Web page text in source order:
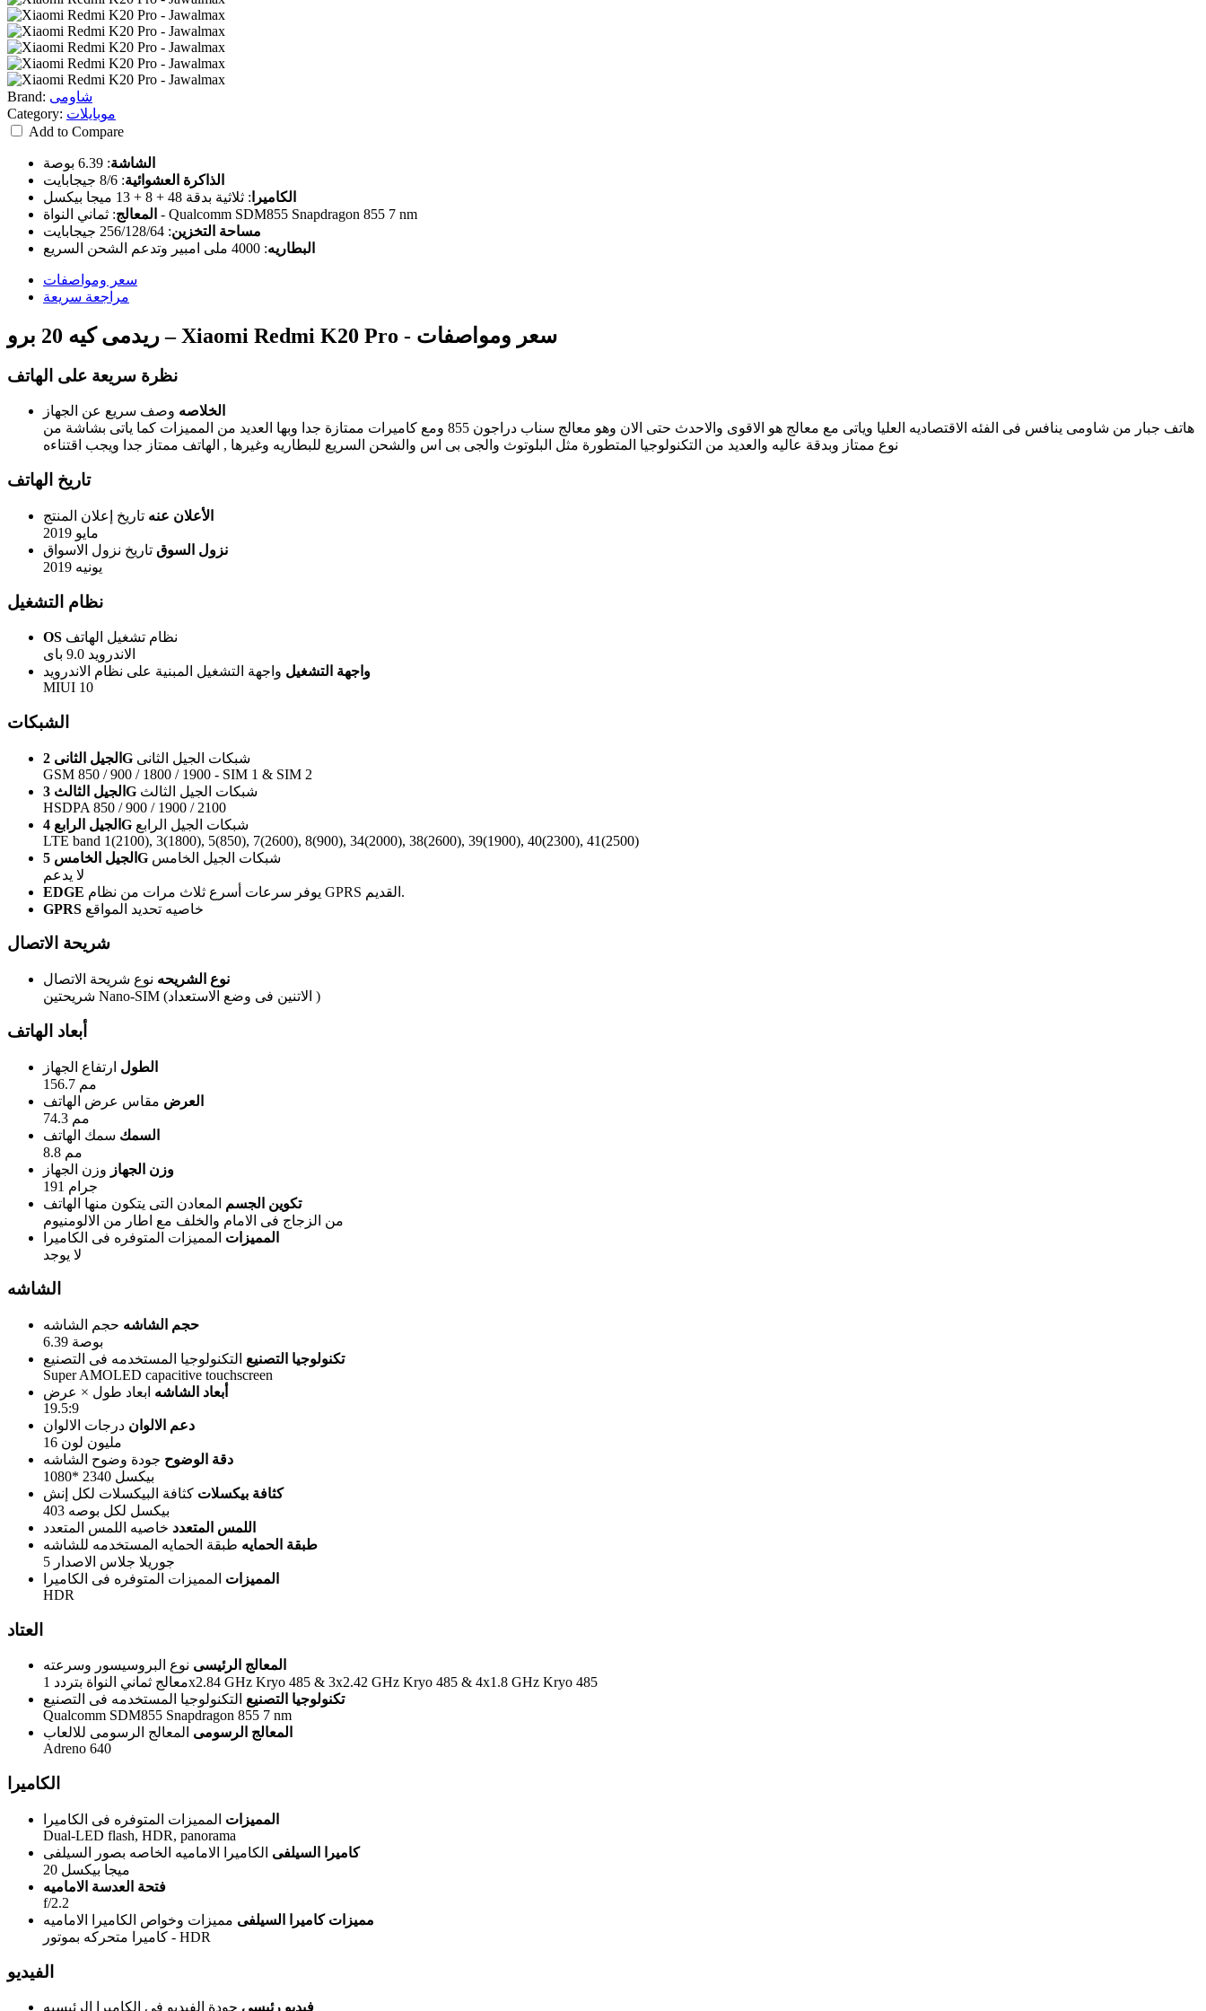
Brand: شاومى
Category: موبايلات
Add to Compare
الشاشة: 6.39 بوصة
الذاكرة العشوائية: 8/6 جيجابايت
الكاميرا : ثلاثية بدقة 48 + 8 + 13 ميجا بيكسل
المعالج:
ثماني النواة - Qualcomm SDM855 Snapdragon 855 7 nm
مساحة التخزين: 256/128/64 جيجابايت
البطاريه: 4000 ملى امبير وتدعم الشحن السريع
سعر ومواصفات
مراجعة سريعة
ريدمى كيه 20 برو – Xiaomi Redmi K20 Pro - سعر ومواصفات
نظرة سريعة على الهاتف
الخلاصه وصف سريع عن الجهاز
هاتف جبار من شاومى ينافس فى الفئه الاقتصاديه العليا وياتى مع معالج هو الاقوى والاحدث حتى الان وهو معالج سناب دراجون 855 ومع كاميرات ممتازة جدا وبها العديد من المميزات كما ياتى بشاشة من
نوع ممتاز وبدقة عاليه والعديد من التكنولوجيا المتطورة مثل البلوتوث والجى بى اس والشحن السريع للبطاريه وغيرها , الهاتف ممتاز جدا ويجب اقتناءه
تاريخ الهاتف
الأعلان عنه تاريخ إعلان المنتج
مايو 2019
نزول السوق تاريخ نزول الاسواق
يونيه 2019
نظام التشغيل
OS نظام تشغيل الهاتف
الاندرويد 9.0 باى
واجهة التشغيل واجهة التشغيل المبنية على نظام الاندرويد
MIUI 10
الشبكات
الجيل الثانى 2G شبكات الجيل الثانى
GSM 850 / 900 / 1800 / 1900 - SIM 1 & SIM 2
الجيل الثالث 3G شبكات الجيل الثالث
HSDPA 850 / 900 / 1900 / 2100
الجيل الرابع 4G شبكات الجيل الرابع
LTE band 1(2100), 3(1800), 5(850), 7(2600), 8(900), 34(2000), 38(2600), 39(1900), 40(2300), 41(2500)
الجيل الخامس 5G شبكات الجيل الخامس
لا يدعم
EDGE
يوفر سرعات أسرع ثلاث مرات من نظام GPRS القديم.
GPRS خاصيه تحديد المواقع
شريحة الاتصال
نوع الشريحه نوع شريحة الاتصال
شريحتين Nano-SIM (الاتنين فى وضع الاستعداد )
أبعاد الهاتف
الطول ارتفاع الجهاز
156.7 مم
العرض مقاس عرض الهاتف
74.3 مم
السمك سمك الهاتف
8.8 مم
وزن الجهاز وزن الجهاز
191 جرام
تكوين الجسم المعادن التى يتكون منها الهاتف
من الزجاج فى الامام والخلف مع اطار من الالومنيوم
المميزات المميزات المتوفره فى الكاميرا
لا يوجد
الشاشه
حجم الشاشه حجم الشاشه
6.39 بوصة
تكنولوجيا التصنيع التكنولوجيا المستخدمه فى التصنيع
Super AMOLED capacitive touchscreen
أبعاد الشاشه ابعاد طول × عرض
19.5:9
دعم الالوان درجات الالوان
16 مليون لون
دقة الوضوح جودة وضوح الشاشه
1080* 2340 بيكسل
كثافة بيكسلات كثافة البيكسلات لكل إنش
403 بيكسل لكل بوصه
اللمس المتعدد خاصيه اللمس المتعدد
طبقة الحمايه طبقة الحمايه المستخدمه للشاشه
جوريلا جلاس الاصدار 5
المميزات المميزات المتوفره فى الكاميرا
HDR
العتاد
المعالج الرئيسى نوع البروسيسور وسرعته
معالج ثماني النواة بتردد 1x2.84 GHz Kryo 485 & 3x2.42 GHz Kryo 485 & 4x1.8 GHz Kryo 485
تكنولوجيا التصنيع التكنولوجيا المستخدمه فى التصنيع
Qualcomm SDM855 Snapdragon 855 7 nm
المعالج الرسومى المعالج الرسومى للالعاب
Adreno 640
الكاميرا
المميزات المميزات المتوفره فى الكاميرا
Dual-LED flash, HDR, panorama
كاميرا السيلفى الكاميرا الاماميه الخاصه بصور السيلفى
20 ميجا بيكسل
فتحة العدسة الاماميه
f/2.2
مميزات كاميرا السيلفى مميزات وخواص الكاميرا الاماميه
كاميرا متحركه بموتور - HDR
الفيديو
فيديو رئيسى جودة الفيديو فى الكاميرا الرئيسيه